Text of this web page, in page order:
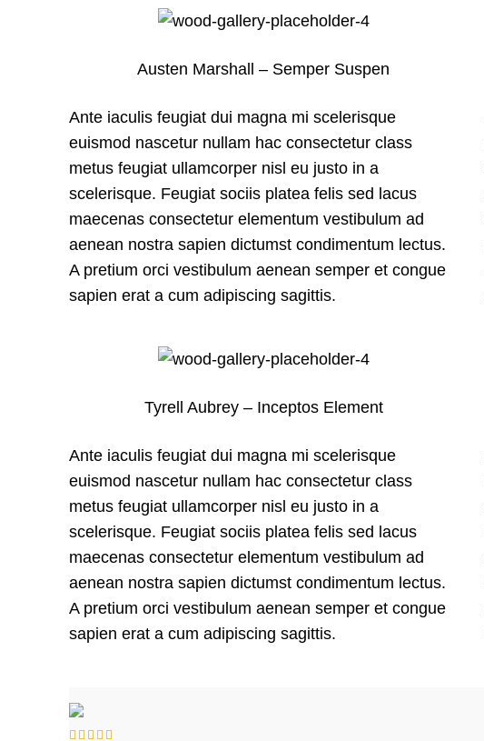
Austen Marshall – Semper Suspen
Ante iaculis feugiat dui magna mi scelerisque
euismod nascetur nullam hac consectetur class
metus feugiat ullamcorper nisl eu justo in a
scelerisque. Feugiat sociis platea felis sed lacus
maecenas consectetur elementum vestibulum ad
aenean nostra sapien dictumst condimentum lectus.
A pretium orci vestibulum aenean semper et congue
sapien erat a cum adipiscing sagittis.
Tyrell Aubrey – Inceptos Element
Ante iaculis feugiat dui magna mi scelerisque
euismod nascetur nullam hac consectetur class
metus feugiat ullamcorper nisl eu justo in a
scelerisque. Feugiat sociis platea felis sed lacus
maecenas consectetur elementum vestibulum ad
aenean nostra sapien dictumst condimentum lectus.
A pretium orci vestibulum aenean semper et congue
sapien erat a cum adipiscing sagittis.